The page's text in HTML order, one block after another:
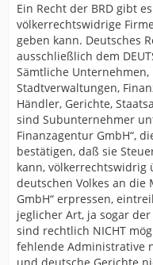
Ein Recht der BRD gibt
völkerrechtswidrige
geben kann. Deutsches
ausschließlich dem
Sämtliche Unternehmen,
Stadtverwaltungen,
Händler, Gerichte,
sind Subunternehmer
Finanzagentur GmbH“,
bestätigen, daß sie
kann, völkerrechtswidrig
deutschen Volkes an die
GmbH“ erpressen,
jeglicher Art, ja sogar
sind rechtlich NICHT
fehlende Administrative